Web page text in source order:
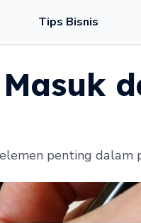
Tips Bisnis
penting dаlаm